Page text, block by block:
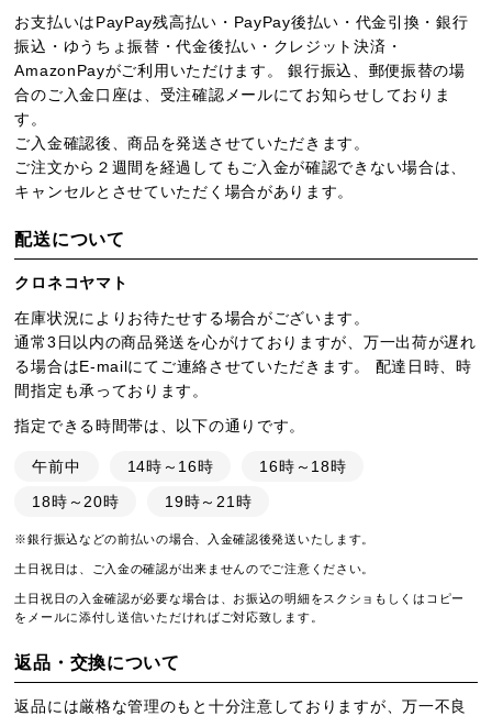
お支払いはPayPay残高払い・PayPay後払い・代金引換・銀行
振込・ゆうちょ振替・代金後払い・クレジット決済・
AmazonPayがご利用いただけます。 銀行振込、郵便振替の場
合のご入金口座は、受注確認メールにてお知らせしておりま
す。
ご入金確認後、商品を発送させていただきます。
ご注文から２週間を経過してもご入金が確認できない場合は、
キャンセルとさせていただく場合があります。
配送について
クロネコヤマト
在庫状況によりお待たせする場合がございます。
通常3日以内の商品発送を心がけておりますが、万一出荷が遅れ
る場合はE-mailにてご連絡させていただきます。 配達日時、時
間指定も承っております。
指定できる時間帯は、以下の通りです。
午前中 14時～16時
16時～18時
18時～20時
19時～21時
※銀行振込などの前払いの場合、入金確認後発送いたします。
土日祝日は、ご入金の確認が出来ませんのでご注意ください。
土日祝日の入金確認が必要な場合は、お振込の明細をスクショもしくはコピー
をメールに添付し送信いただければご対応致します。
返品・交換について
返品には厳格な管理のもと十分注意しておりますが、万一不良